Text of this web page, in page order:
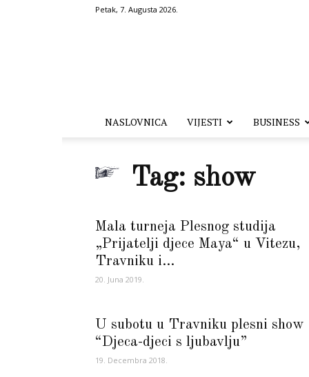
Petak, 7. Augusta 2026.
NASLOVNICA VIJESTI BUSINESS
Tag: show
Mala turneja Plesnog studija
„Prijatelji djece Maya“ u Vitezu,
Travniku i...
20. Juna 2019.
U subotu u Travniku plesni show
“Djeca-djeci s ljubavlju”
19. Decembra 2018.